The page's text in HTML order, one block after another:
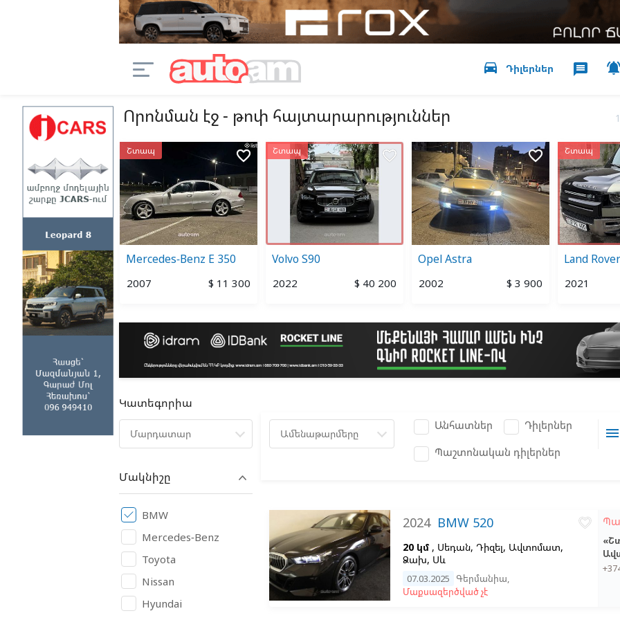

message
directions_car Դիլերներ
Որոնման էջ - թոփ հայտարարություններ
Elantra
$ 19 900
Շտապ
Mercedes-Benz E 350
2007 $ 11 300
favorite_border Շտապ
Volvo S90
2022 $ 40 200
favorite_border
Opel Astra
2002 $ 3 900
favorite_border Շտապ
Land
2021
Կատեգորիա
Մարդատար
Մակնիշը
BMW
Mercedes-Benz
Toyota
Nissan
Hyundai
Ամենաթարմերը
Անհատներ
Դիլերներ
Պաշտոնական դիլերներ
menu
2024BMW 520
20 կմ , Սեդան, Դիզել, Ավտոմատ,
Ձախ, Սև
07.03.2025 Գերմանիա,
Մաքսազերծված չէ
favorite_border